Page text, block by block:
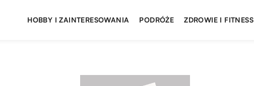
HOBBY I ZAINTERESOWANIA PODRÓŻE ZDROWIE I FITNESS